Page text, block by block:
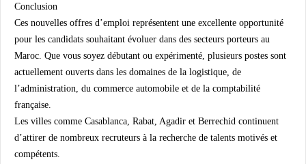
Conclusion
Ces nouvelles offres d’emploi représentent une excellente opportunité
pour les candidats souhaitant évoluer dans des secteurs porteurs au
Maroc. Que vous soyez débutant ou expérimenté, plusieurs postes sont
actuellement ouverts dans les domaines de la logistique, de
l’administration, du commerce automobile et de la comptabilité
française.
Les villes comme Casablanca, Rabat, Agadir et Berrechid continuent
d’attirer de nombreux recruteurs à la recherche de talents motivés et
compétents.